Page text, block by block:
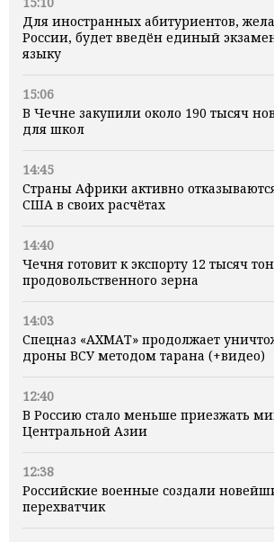
Для иностранных абитуриентов,
России, будет введён единый
языку
15:06
В Чечне закупили около 190 тысяч
для школ
14:45
Страны Африки активно
США в своих расчётах
14:40
Чечня готовит к экспорту 12 тысяч
продовольственного зерна
14:03
Спецназ «АХМАТ» продолжает
дроны ВСУ методом тарана (+видео)
12:40
В Россию стало меньше приезжать
Центральной Азии
12:38
Российские военные создали
перехватчик